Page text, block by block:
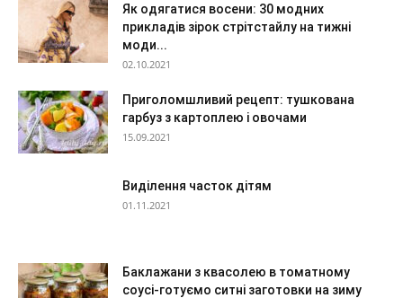
Як одягатися восени: 30 модних
прикладів зірок стрітстайлу на тижні
моди...
02.10.2021
Приголомшливий рецепт: тушкована
гарбуз з картоплею і овочами
15.09.2021
Виділення часток дітям
01.11.2021
Баклажани з квасолею в томатному
соусі-готуємо ситні заготовки на зиму